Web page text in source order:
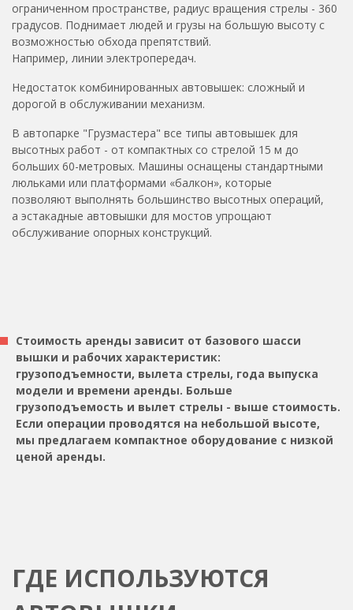
ограниченном пространстве, радиус вращения стрелы - 360
градусов. Поднимает людей и грузы на большую высоту с
возможностью обхода препятствий.
Например, линии электропередач.
Недостаток комбинированных автовышек: сложный и
дорогой в обслуживании механизм.
В автопарке "Грузмастера" все типы автовышек для
высотных работ - от компактных со стрелой 15 м до
больших 60-метровых. Машины оснащены стандартными
люльками или платформами «балкон», которые
позволяют выполнять большинство высотных операций,
а эстакадные автовышки для мостов упрощают
обслуживание опорных конструкций.
Стоимость аренды зависит от базового шасси
вышки и рабочих характеристик:
грузоподъемности, вылета стрелы, года выпуска
модели и времени аренды. Больше
грузоподъемость и вылет стрелы - выше стоимость.
Если операции проводятся на небольшой высоте,
мы предлагаем компактное оборудование с низкой
ценой аренды.
ГДЕ ИСПОЛЬЗУЮТСЯ